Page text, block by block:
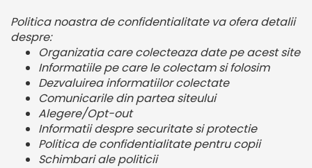
Politica noastra de confidentialitate va ofera detalii
despre:
Organizatia care colecteaza date pe acest site
Informatiile pe care le colectam si folosim
Dezvaluirea informatiilor colectate
Comunicarile din partea siteului
Alegere/Opt-out
Informatii despre securitate si protectie
Politica de confidentialitate pentru copii
Schimbari ale politicii